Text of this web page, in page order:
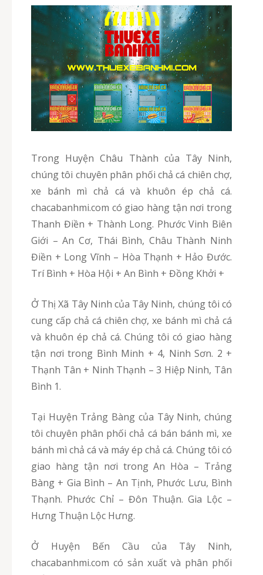
Trong Huyện Châu Thành của Tây Ninh,
chúng tôi chuyên phân phối chả cá chiên chợ,
xe bánh mì chả cá và khuôn ép chả cá.
chacabanhmi.com có giao hàng tận nơi trong
Thanh Điền + Thành Long. Phước Vinh Biên
Giới – An Cơ, Thái Bình, Châu Thành Ninh
Điền + Long Vĩnh – Hòa Thạnh + Hảo Đước.
Trí Bình + Hòa Hội + An Bình + Đồng Khởi +
Ở Thị Xã Tây Ninh của Tây Ninh, chúng tôi có
cung cấp chả cá chiên chợ, xe bánh mì chả cá
và khuôn ép chả cá. Chúng tôi có giao hàng
tận nơi trong Bình Minh + 4, Ninh Sơn. 2 +
Thạnh Tân + Ninh Thạnh – 3 Hiệp Ninh, Tân
Bình 1.
Tại Huyện Trảng Bàng của Tây Ninh, chúng
tôi chuyên phân phối chả cá bán bánh mì, xe
bánh mì chả cá và máy ép chả cá. Chúng tôi có
giao hàng tận nơi trong An Hòa – Trảng
Bàng + Gia Bình – An Tịnh, Phước Lưu, Bình
Thạnh. Phước Chỉ – Đôn Thuận. Gia Lộc –
Hưng Thuận Lộc Hưng.
Ở Huyện Bến Cầu của Tây Ninh,
chacabanhmi.com có sản xuất và phân phối